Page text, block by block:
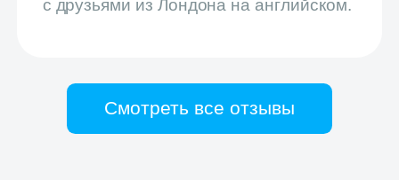
Даю согласие на обработку
персональных данных